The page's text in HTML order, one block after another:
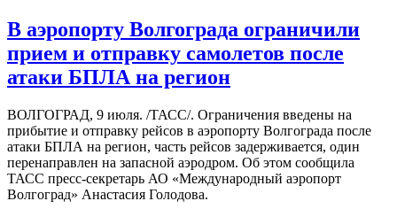
В аэропорту Волгограда ограничили
прием и отправку самолетов после
атаки БПЛА на регион
ВОЛГОГРАД, 9 июля. /ТАСС/. Ограничения введены на
прибытие и отправку рейсов в аэропорту Волгограда после
атаки БПЛА на регион, часть рейсов задерживается, один
перенаправлен на запасной аэродром. Об этом сообщила
ТАСС пресс-секретарь АО «Международный аэропорт
Волгоград» Анастасия Голодова.